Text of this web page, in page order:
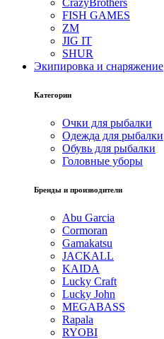
FISH GAMES
ZM
JIG IT
SHUR
Экипировка и снаряжение
Категории
Очки для рыбалки
Одежда для рыбалки
Обувь для рыбалки
Головные уборы
Бренды и производители
Abu Garcia
Cormoran
Gamakatsu
JACKALL
KAIDA
Lucky Craft
Lucky John
MEGABASS
Rapala
RYOBI